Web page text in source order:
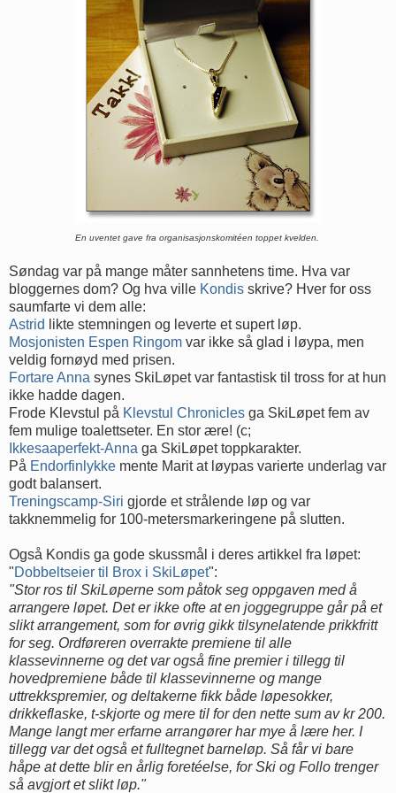
En uventet gave fra organisasjonskomitéen toppet kvelden.
Søndag var på mange måter sannhetens time. Hva var
bloggernes dom? Og hva ville Kondis skrive? Hver for oss
saumfarte vi dem alle:
Astrid
likte stemningen og leverte et supert løp.
Mosjonisten Espen Ringom var ikke så glad i løypa, men
veldig fornøyd med prisen.
Fortare Anna synes SkiLøpet var fantastisk til tross for at hun
ikke hadde dagen.
Frode Klevstul på Klevstul Chronicles ga SkiLøpet fem av
fem mulige toalettseter. En stor ære! (c;
Ikkesaaperfekt-Anna ga SkiLøpet toppkarakter.
På Endorfinlykke mente Marit at løypas varierte underlag var
godt balansert.
Treningscamp-Siri gjorde et strålende løp og var
takknemmelig for 100-metersmarkeringene på slutten.
Også Kondis ga gode skussmål i deres artikkel fra løpet:
"Dobbeltseier til Brox i SkiLøpet":
"Stor ros til SkiLøperne som påtok seg oppgaven med å
arrangere løpet. Det er ikke ofte at en joggegruppe går på et
slikt arrangement, som for øvrig gikk tilsynelatende prikkfritt
for seg. Ordføreren overrakte premiene til alle
klassevinnerne og det var også fine premier i tillegg til
hovedpremiene både til klassevinnerne og mange
uttrekkspremier, og deltakerne fikk både løpesokker,
drikkeflaske, t-skjorte og mere til for den nette sum av kr 200.
Mange langt mer erfarne arrangører har mye å lære her. I
tillegg var det også et fulltegnet barneløp. Så får vi bare
håpe at dette blir en årlig foretéelse, for Ski og Follo trenger
så avgjort et slikt løp."